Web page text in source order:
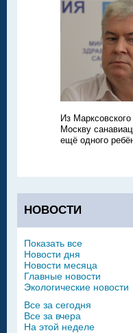
Из
Москву
ещё одного
НОВОСТИ
Показать все
Новости дня
Новости месяца
Главные новости
Экологические новости
Все за сегодня
Все за вчера
На этой неделе